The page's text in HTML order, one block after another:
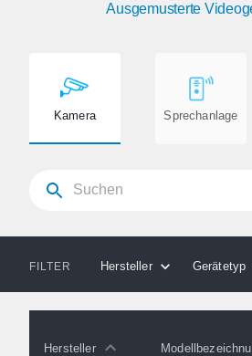
Ausgemusterte
Kamera Sprechanlage
FILTER Hersteller Gerätetyp
Hersteller